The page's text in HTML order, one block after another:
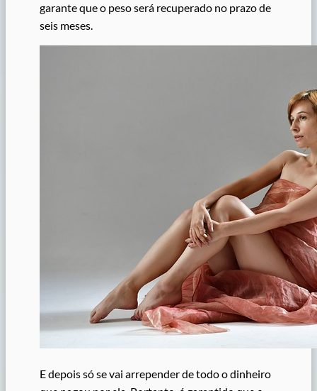
garante que o peso será recuperado no prazo de
seis meses.
E depois só se vai arrepender de todo o dinheiro